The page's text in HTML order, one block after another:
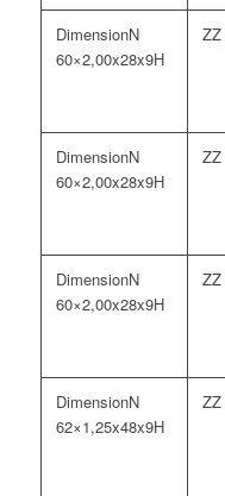
N
60×2,00x28x9H
N
60×2,00x28x9H
N
60×2,00x28x9H
N
62×1,25x48x9H